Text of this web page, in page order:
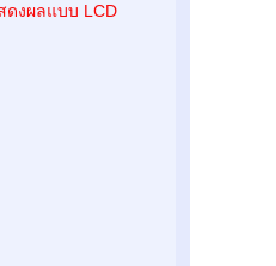
ดงผลแบบ LCD